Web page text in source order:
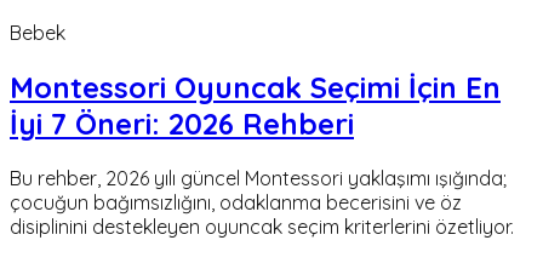
Bebek
Montessori Oyuncak Seçimi İçin En
İyi 7 Öneri: 2026 Rehberi
Bu rehber, 2026 yılı güncel Montessori yaklaşımı ışığında;
çocuğun bağımsızlığını, odaklanma becerisini ve öz
disiplinini destekleyen oyuncak seçim kriterlerini özetliyor.